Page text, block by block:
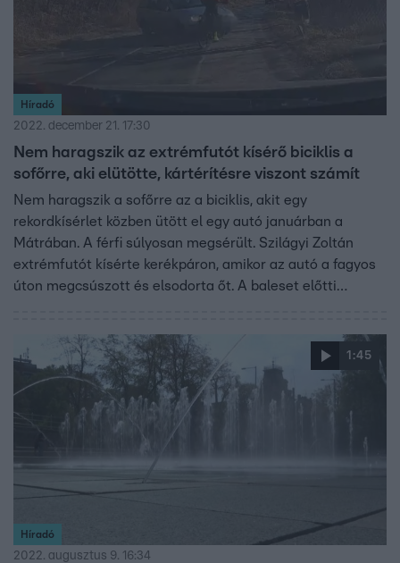
Híradó
2022. december 21. 17:30
Nem haragszik az extrémfutót kísérő biciklis a
sofőrre, aki elütötte, kártérítésre viszont számít
Nem haragszik a sofőrre az a biciklis, akit egy
rekordkísérlet közben ütött el egy autó januárban a
Mátrában. A férfi súlyosan megsérült. Szilágyi Zoltán
extrémfutót kísérte kerékpáron, amikor az autó a fagyos
úton megcsúszott és elsodorta őt. A baleset előtti
1:45
Híradó
2022. augusztus 9. 16:34